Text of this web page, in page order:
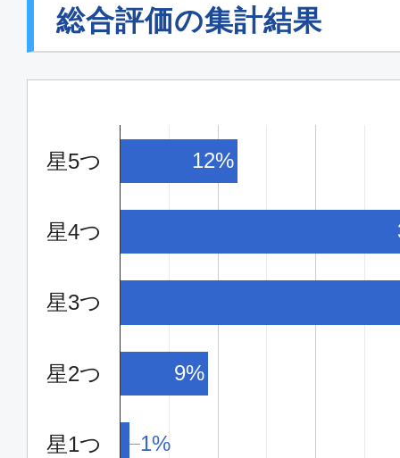
普通席
東京(成田)
08:00
福岡
MM355
普通席
10:00
MM359
普通席
東京(成田)
12:55
総合評価の集計結果
星5つ
星4つ
星3つ
星2つ
星1つ
12%
9%
1%
1%